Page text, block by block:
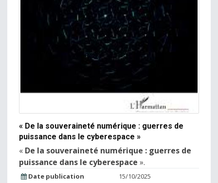
« De la souveraineté numérique : guerres de
puissance dans le cyberespace »
« De la souveraineté numérique : guerres de
puissance dans le cyberespace ».
Date publication
15/10/2025